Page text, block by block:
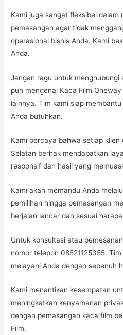
Kami juga sangat fleksibel dalam
pemasangan agar tidak
operasional bisnis Anda. Kami
Anda.
Jangan ragu untuk
pun mengenai Kaca Film
lainnya. Tim kami siap
Anda butuhkan.
Kami percaya bahwa setiap klien
Selatan berhak mendapatkan
responsif dan hasil yang
Kami akan memandu Anda
pemilihan hingga pemasangan
berjalan lancar dan sesuai
Untuk konsultasi atau
nomor telepon 08521125355.
melayani Anda dengan sepenuh
Kami menantikan kesempatan
meningkatkan kenyamanan
dengan pemasangan kaca film
Film.